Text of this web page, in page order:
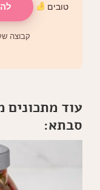
טובים
קבוצה
עוד
סבתא: